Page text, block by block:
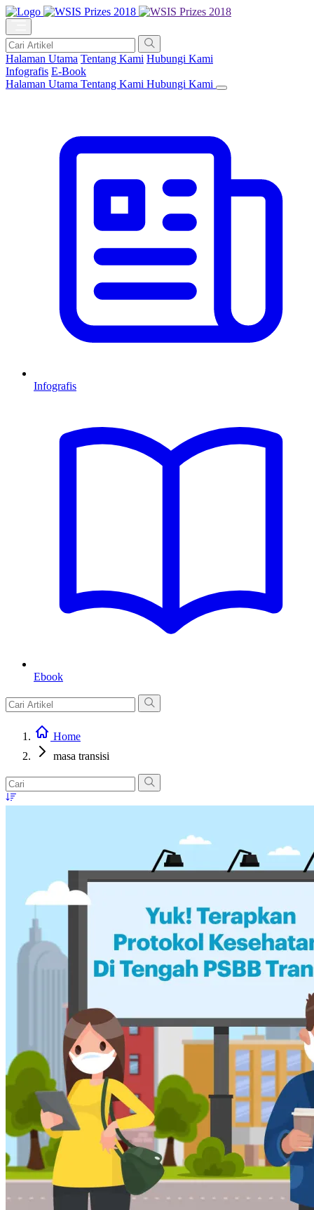
Halaman Utama Tentang Kami Hubungi Kami
Infografis E-Book
Halaman Utama Tentang Kami Hubungi Kami
Infografis
Ebook
Home
masa transisi